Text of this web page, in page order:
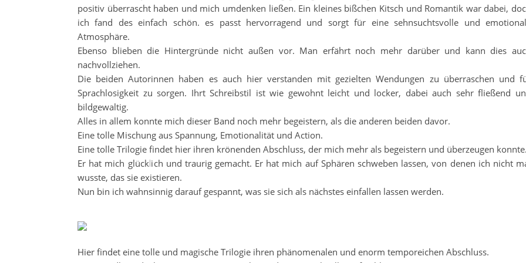
positiv überrascht haben und mich umdenken ließen. Ein kleines bißchen Kitsch und Romantik war dabei,
ich fand des einfach schön. es passt hervorragend und sorgt für eine sehnsuchtsvolle und
Atmosphäre.
Ebenso blieben die Hintergründe nicht außen vor. Man erfährt noch mehr darüber und kann dies
nachvollziehen.
Die beiden Autorinnen haben es auch hier verstanden mit gezielten Wendungen zu überraschen und
Sprachlosigkeit zu sorgen. Ihrt Schreibstil ist wie gewohnt leicht und locker, dabei auch sehr fließend
bildgewaltig.
Alles in allem konnte mich dieser Band noch mehr begeistern, als die anderen beiden davor.
Eine tolle Mischung aus Spannung, Emotionalität und Action.
Eine tolle Trilogie findet hier ihren krönenden Abschluss, der mich mehr als begeistern und überzeugen konnte.
Er hat mich glücklich und traurig gemacht. Er hat mich auf Sphären schweben lassen, von denen ich nicht
wusste, das sie existieren.
Nun bin ich wahnsinnig darauf gespannt, was sie sich als nächstes einfallen lassen werden.
Hier findet eine tolle und magische Trilogie ihren phänomenalen und enorm temporeichen Abschluss.